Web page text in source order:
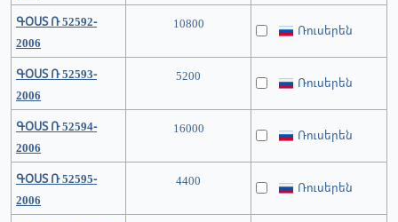
ԳՕՍՏ Ռ 52592-
2006
10800 Ռուսերեն
ԳՕՍՏ Ռ 52593-
2006
5200 Ռուսերեն
ԳՕՍՏ Ռ 52594-
2006
16000 Ռուսերեն
ԳՕՍՏ Ռ 52595-
2006
4400 Ռուսերեն